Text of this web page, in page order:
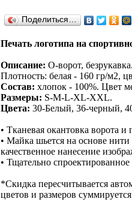
Поделиться…
Печать логотипа на
Описание: O-ворот,
Плотность: белая - 160 гр/м2,
Состав: хлопок - 100%. Цвет
Размеры: S-M-L-XL-XXL.
Цвета: 30-Белый, 36-черный,
• Тканевая окантовка ворота и
• Майка шьется на основе
качественное нанесение
• Тщательно
*Скидка пересчитывается
цветов и размеров